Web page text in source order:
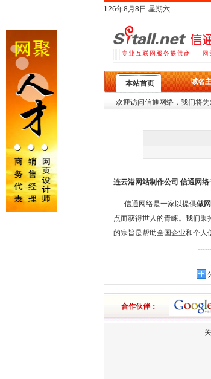
126年8月8日 星期六
本站首页 域名
欢迎访问信通网络，我们将
连云港网站制作公司 信通网络
信通网络是一家以提供做
点而获得世人的青睐。我们
的宗旨是帮助全国企业和个人
合作伙伴：